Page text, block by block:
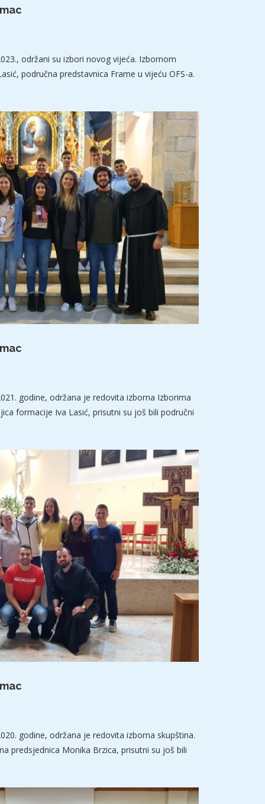
održani su izbori novog vijeća. Izbornom
područna predstavnica Frame u vijeću OFS-a.
godine, održana je redovita izborna Izborima
formacije Iva Lasić, prisutni su još bili područni
godine, održana je redovita izborna skupština.
predsjednica Monika Brzica, prisutni su još bili